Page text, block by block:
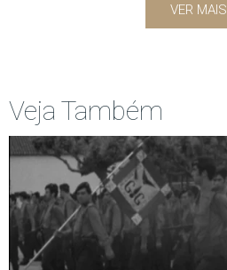
VER MAIS
Veja Também